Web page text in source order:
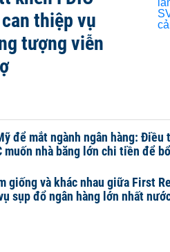
thiệp vụ
tượng viễn
để mắt ngành ngân hàng: Điều
muốn nhà băng lớn chi tiền để
giống và khác nhau giữa First
sụp đổ ngân hàng lớn nhất